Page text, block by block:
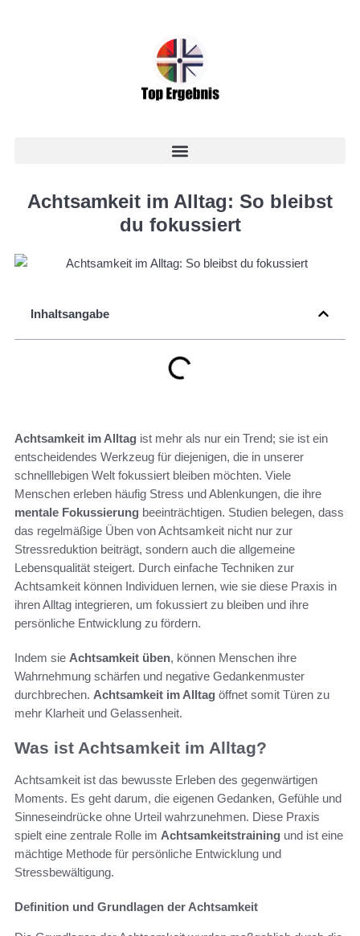
Achtsamkeit im Alltag: So bleibst
du fokussiert
Inhaltsangabe
Achtsamkeit im Alltag ist mehr als nur ein Trend; sie ist ein
entscheidendes Werkzeug für diejenigen, die in unserer
schnelllebigen Welt fokussiert bleiben möchten. Viele
Menschen erleben häufig Stress und Ablenkungen, die ihre
mentale Fokussierung beeinträchtigen. Studien belegen, dass
das regelmäßige Üben von Achtsamkeit nicht nur zur
Stressreduktion beiträgt, sondern auch die allgemeine
Lebensqualität steigert. Durch einfache Techniken zur
Achtsamkeit können Individuen lernen, wie sie diese Praxis in
ihren Alltag integrieren, um fokussiert zu bleiben und ihre
persönliche Entwicklung zu fördern.
Indem sie Achtsamkeit üben, können Menschen ihre
Wahrnehmung schärfen und negative Gedankenmuster
durchbrechen. Achtsamkeit im Alltag öffnet somit Türen zu
mehr Klarheit und Gelassenheit.
Was ist Achtsamkeit im Alltag?
Achtsamkeit ist das bewusste Erleben des gegenwärtigen
Moments. Es geht darum, die eigenen Gedanken, Gefühle und
Sinneseindrücke ohne Urteil wahrzunehmen. Diese Praxis
spielt eine zentrale Rolle im Achtsamkeitstraining und ist eine
mächtige Methode für persönliche Entwicklung und
Stressbewältigung.
Definition und Grundlagen der Achtsamkeit